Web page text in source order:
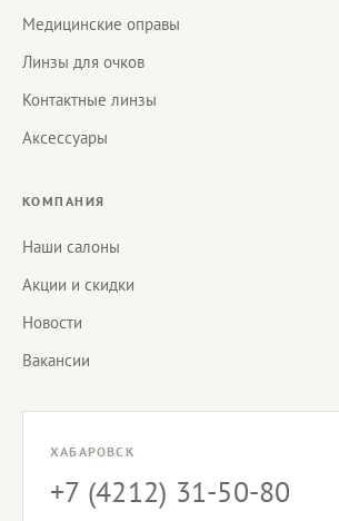
Медицинские оправы
Линзы для очков
Контактные линзы
Аксессуары
КОМПАНИЯ
Наши салоны
Акции и скидки
Новости
Вакансии
ХАБАРОВСК
+7 (4212) 31-50-80